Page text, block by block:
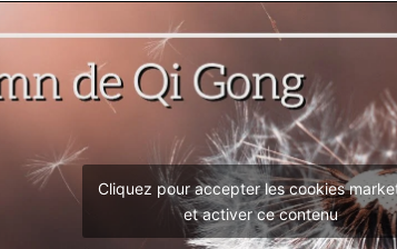
Cliquez pour accepter les cookies
et activer ce contenu